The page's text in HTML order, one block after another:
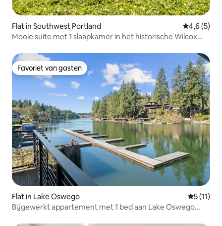
Flat in Southwest Portland
4,6 (5)
Mooie suite met 1 slaapkamer in het historische Wilcox
Favoriet van gasten
Favoriet van gasten
Flat in Lake Oswego
5 (11)
Bijgewerkt appartement met 1 bed aan Lake Oswego